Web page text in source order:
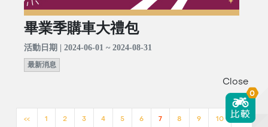
畢業季購車大禮包
活動日期 | 2024-06-01 ~ 2024-08-31
最新消息
<< 1 2 3 4 5 6 7 8 9 10 >>
Close
0